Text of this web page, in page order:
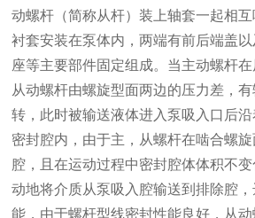
动螺杆（简称从杆）装上轴套一起相互
衬套安装在泵体内，两端有前后端盖
座等主要部件固定组成。当主动螺杆在
从动螺杆由螺旋型面两边的压力差，
转，此时被输送液体进入泵吸入口后
密封腔内，由于主，从螺杆在啮合螺
腔，且在运动过程中密封腔体体积不
动地将介质从泵吸入腔输送到排除腔
能，由于螺杆型线密封性能良好，从